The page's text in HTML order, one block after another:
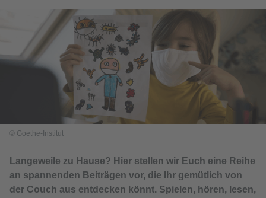
© Goethe-Institut
Langeweile zu Hause? Hier stellen wir Euch eine Reihe
an spannenden Beiträgen vor, die Ihr gemütlich von
der Couch aus entdecken könnt. Spielen, hören, lesen,